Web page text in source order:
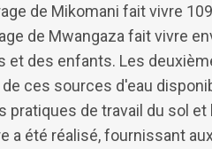
de Mikomani fait vivre
de Mwangaza fait vivre
et des enfants. Les
ces sources d'eau
de travail du sol
a été réalisé, fournissant